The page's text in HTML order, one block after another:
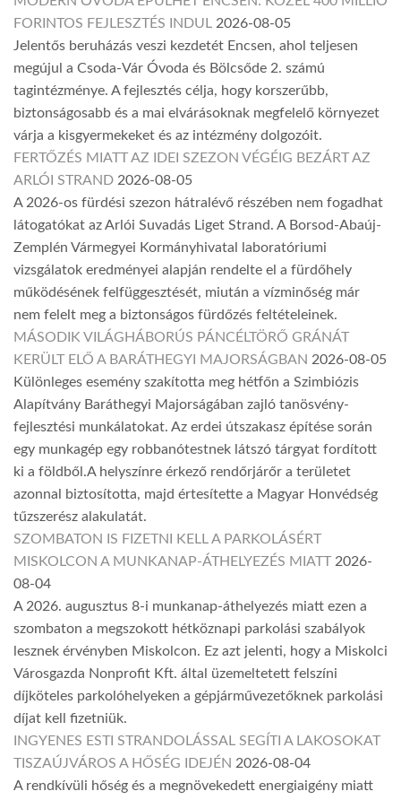
FORINTOS FEJLESZTÉS INDUL 2026-08-05
Jelentős beruházás veszi kezdetét Encsen, ahol teljesen
megújul a Csoda-Vár Óvoda és Bölcsőde 2. számú
tagintézménye. A fejlesztés célja, hogy korszerűbb,
biztonságosabb és a mai elvárásoknak megfelelő környezet
várja a kisgyermekeket és az intézmény dolgozóit.
FERTŐZÉS MIATT AZ IDEI SZEZON VÉGÉIG BEZÁRT AZ
ARLÓI STRAND 2026-08-05
A 2026-os fürdési szezon hátralévő részében nem fogadhat
látogatókat az Arlói Suvadás Liget Strand. A Borsod-Abaúj-
Zemplén Vármegyei Kormányhivatal laboratóriumi
vizsgálatok eredményei alapján rendelte el a fürdőhely
működésének felfüggesztését, miután a vízminőség már
nem felelt meg a biztonságos fürdőzés feltételeinek.
MÁSODIK VILÁGHÁBORÚS PÁNCÉLTÖRŐ GRÁNÁT
KERÜLT ELŐ A BARÁTHEGYI MAJORSÁGBAN 2026-08-05
Különleges esemény szakította meg hétfőn a Szimbiózis
Alapítvány Baráthegyi Majorságában zajló tanösvény-
fejlesztési munkálatokat. Az erdei útszakasz építése során
egy munkagép egy robbanótestnek látszó tárgyat fordított
ki a földből.A helyszínre érkező rendőrjárőr a területet
azonnal biztosította, majd értesítette a Magyar Honvédség
tűzszerész alakulatát.
SZOMBATON IS FIZETNI KELL A PARKOLÁSÉRT
MISKOLCON A MUNKANAP-ÁTHELYEZÉS MIATT 2026-
08-04
A 2026. augusztus 8-i munkanap-áthelyezés miatt ezen a
szombaton a megszokott hétköznapi parkolási szabályok
lesznek érvényben Miskolcon. Ez azt jelenti, hogy a Miskolci
Városgazda Nonprofit Kft. által üzemeltetett felszíni
díjköteles parkolóhelyeken a gépjárművezetőknek parkolási
díjat kell fizetniük.
INGYENES ESTI STRANDOLÁSSAL SEGÍTI A LAKOSOKAT
TISZAÚJVÁROS A HŐSÉG IDEJÉN 2026-08-04
A rendkívüli hőség és a megnövekedett energiaigény miatt